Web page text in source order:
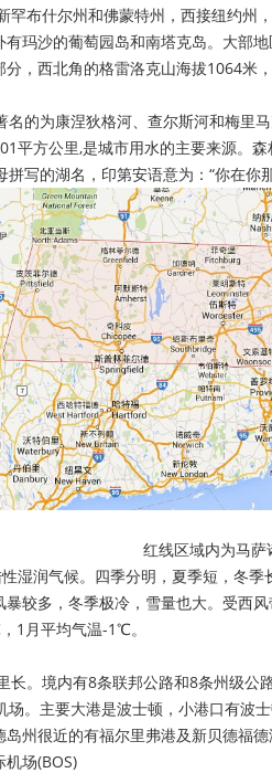
什尔州和佛蒙特州，西接纽约州
玛沙的葡萄园岛和南塔克岛。大部
，西北角的格雷洛克山海拔1064米
名的为康涅狄格河、查尔斯河和梅里
平方公里,是城市用水的主要来源。
写的湖名，印第安语意为：“你在你
红线区域内为马萨
润气候。四季分明，夏季短，冬季
暴较多，冬季极冷，雪量也大。受西
1月平均气温-1℃。
长。境内有8条联邦公路和8条州级公
场。主要大港是波士顿，小港口有波
州很近的有福尔里弗港及新贝德福德
场(BOS)